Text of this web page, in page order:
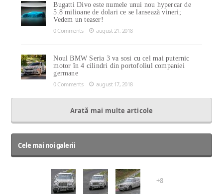
Bugatti Divo este numele unui nou hypercar de
5.8 milioane de dolari ce se lansează vineri;
Vedem un teaser!
0 Comments
august 21, 2018
Noul BMW Seria 3 va sosi cu cel mai puternic
motor în 4 cilindri din portofoliul companiei
germane
0 Comments
august 17, 2018
Arată mai multe articole
Cele mai noi galerii
+8